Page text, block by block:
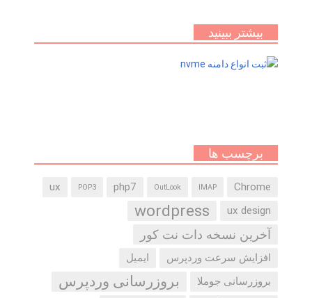
بیشتر ببینید
برچسب ها
Chrome
IMAP
OutLook
php7
POP3
ux
ux design
wordpress
آخرین نسخه دات نت کور
افزایش سرعت وردپرس
ایمیل
بروزرسانی جوملا
بروزرسانی وردپرس